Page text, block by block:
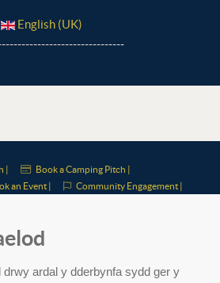
English (UK)
Book a Camping Pitch |
an Event | Community Engagement |
ardal y dderbynfa sydd ger y